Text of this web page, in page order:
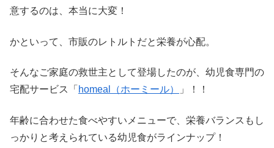
意するのは、本当に大変！
かといって、市販のレトルトだと栄養が心配。
そんなご家庭の救世主として登場したのが、幼児食専門の
宅配サービス「 homeal（ホーミール） 」！！
年齢に合わせた食べやすいメニューで、栄養バランスもし
っかりと考えられている幼児食がラインナップ！